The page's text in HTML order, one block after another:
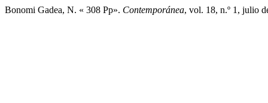
Bonomi Gadea, N. « 308 Pp». Contemporánea, vol. 18, n.º 1, julio